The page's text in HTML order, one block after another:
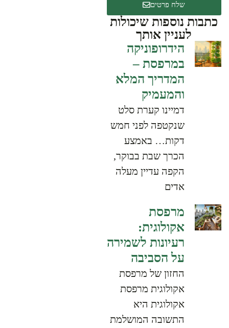
שלח פרטים
כתבות נוספות שיכולות
לעניין אותך
הידרופוניקה
במרפסת –
המדריך המלא
והמעמיק
דמיינו קערת סלט
שנקטפה לפני חמש
דקות… באמצע
הכרך שבת בבוקר,
הקפה עדיין מעלה
אדים
מרפסת
אקולוגית:
רעיונות לשמירה
על הסביבה
החזון של מרפסת
אקולוגית מרפסת
אקולוגית היא
התשובה המושלמת